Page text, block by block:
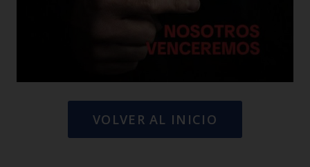
VOLVER AL INICIO